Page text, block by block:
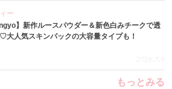
ー
】新作ルースパウダー＆新色白みチークで透
大人気スキンパックの大容量タイプも！
2026.7.9
もっとみる